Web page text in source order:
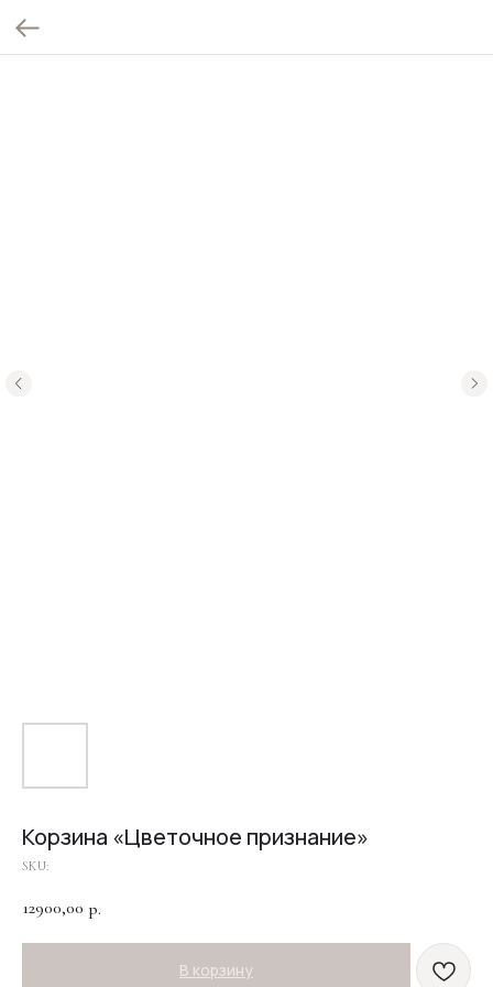
Корзина «Цветочное признание»
SKU:
12900,00 р.
В корзину